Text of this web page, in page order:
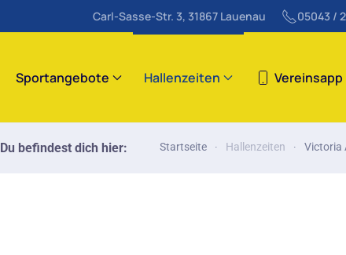
Carl-Sasse-Str. 3, 31867 Lauenau 05043 /
Sportangebote Hallenzeiten Vereinsapp
Du befindest dich hier: Startseite Hallenzeiten Victoria